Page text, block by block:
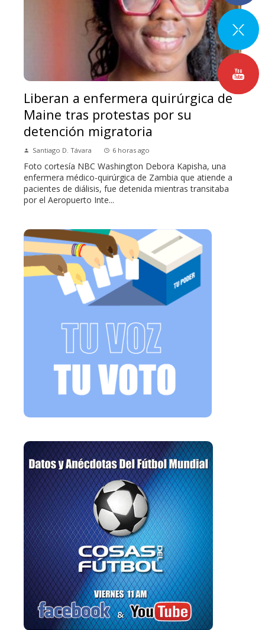
Liberan a enfermera quirúrgica de
Maine tras protestas por su
detención migratoria
Santiago D. Távara 6 horas ago
Foto cortesía NBC Washington Debora Kapisha, una
enfermera médico-quirúrgica de Zambia que atiende a
pacientes de diálisis, fue detenida mientras transitaba
por el Aeropuerto Inte...